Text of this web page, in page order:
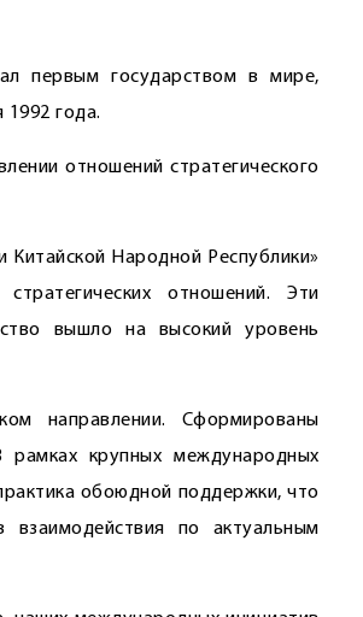
первым государством в мире,
года.
отношений стратегического
Китайской Народной Республики»
отношений. Эти
вышло на высокий уровень
направлении. Сформированы
рамках крупных международных
обоюдной поддержки, что
взаимодействия по актуальным